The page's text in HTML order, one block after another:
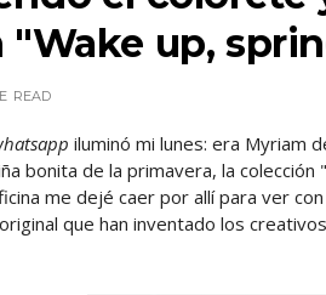
up,
READ
iluminó mi lunes: era Myriam
bonita de la primavera, la colección
me dejé caer por allí para ver
que han inventado los